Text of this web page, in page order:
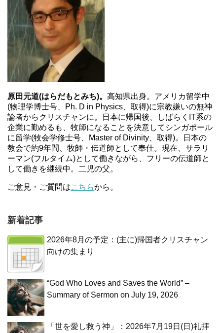
原田元道(はらだもとみち)。 高知県出身。アメリカ留学中
(物理学博士号、Ph. D in Physics、取得)に宗教嫌いの無神
論者からクリスチャンに。日本に帰国後、しばらくIT系の
企業に勤めるも、牧師になることを決意してシンガポール
に留学(牧会学修士号、Master of Divinity、取得)。日本の
教会で約9年間、牧師・伝道師として奉仕。現在、サラリ
ーマン(フルタイム)として働きながら、フリーの伝道師と
して働きを継続中。二児の父。
ご意見・ご質問はこちらから。
新着記事
2026年8月の予定：(主に)帰国者クリスチャン
向けの集まり
“God Who Loves and Saves the World” –
Summary of Sermon on July 19, 2026
「世を愛し救う神」：2026年7月19日(日)礼拝